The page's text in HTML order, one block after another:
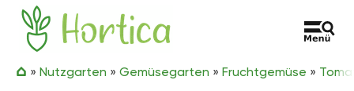
Zum Inhalt springen
Hortica
» Nutzgarten » Gemüsegarten » Fruchtgemüse »